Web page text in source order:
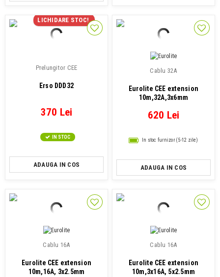
LICHIDARE STOC!
Prelungitor CEE
Erso DDD32
370 Lei
IN STOC
ADAUGA IN COS
Cablu 32A
Eurolite CEE extension
10m,32A,3x6mm
620 Lei
In stoc furnizor (5-12 zile)
ADAUGA IN COS
Cablu 16A
Eurolite CEE extension
10m,16A, 3x2.5mm
Cablu 16A
Eurolite CEE extension
10m,3x16A, 5x2.5mm